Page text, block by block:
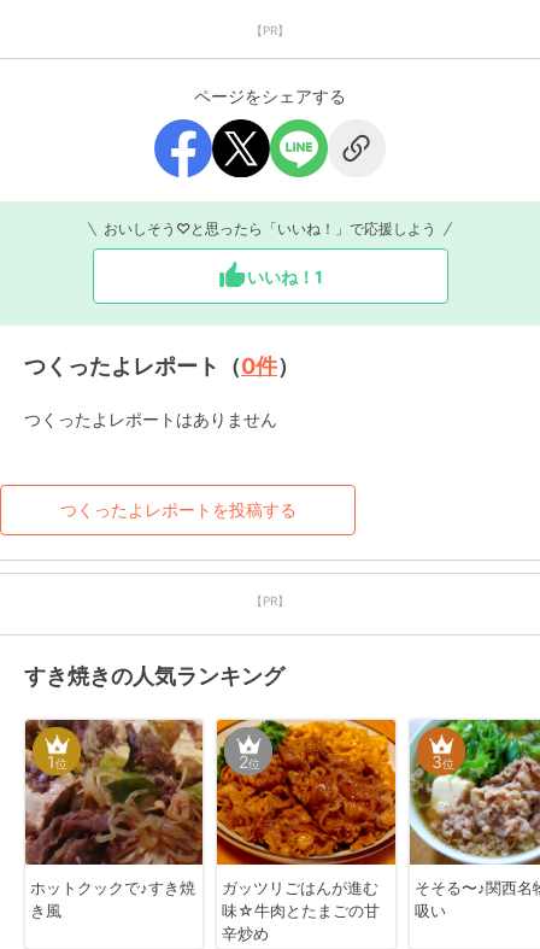
【PR】
ページをシェアする
おいしそう♡と思ったら「いいね！」で応援しよう
いいね！ 1
つくったよレポート（0件）
つくったよレポートはありません
つくったよレポートを投稿する
【PR】
すき焼きの人気ランキング
1位
ホットクックで♪すき焼
き風
2位
ガッツリごはんが進む
味☆牛肉とたまごの甘
辛炒め
3位
そそる〜♪関西名
吸い